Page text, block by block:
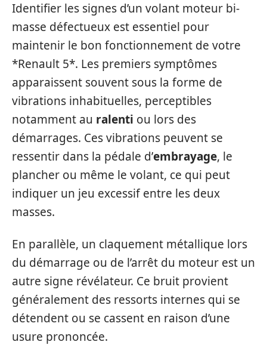
Identifier les signes d’un volant moteur bi-
masse défectueux est essentiel pour
maintenir le bon fonctionnement de votre
*Renault 5*. Les premiers symptômes
apparaissent souvent sous la forme de
vibrations inhabituelles, perceptibles
notamment au ralenti ou lors des
démarrages. Ces vibrations peuvent se
ressentir dans la pédale d’embrayage, le
plancher ou même le volant, ce qui peut
indiquer un jeu excessif entre les deux
masses.
En parallèle, un claquement métallique lors
du démarrage ou de l’arrêt du moteur est un
autre signe révélateur. Ce bruit provient
généralement des ressorts internes qui se
détendent ou se cassent en raison d’une
usure prononcée.